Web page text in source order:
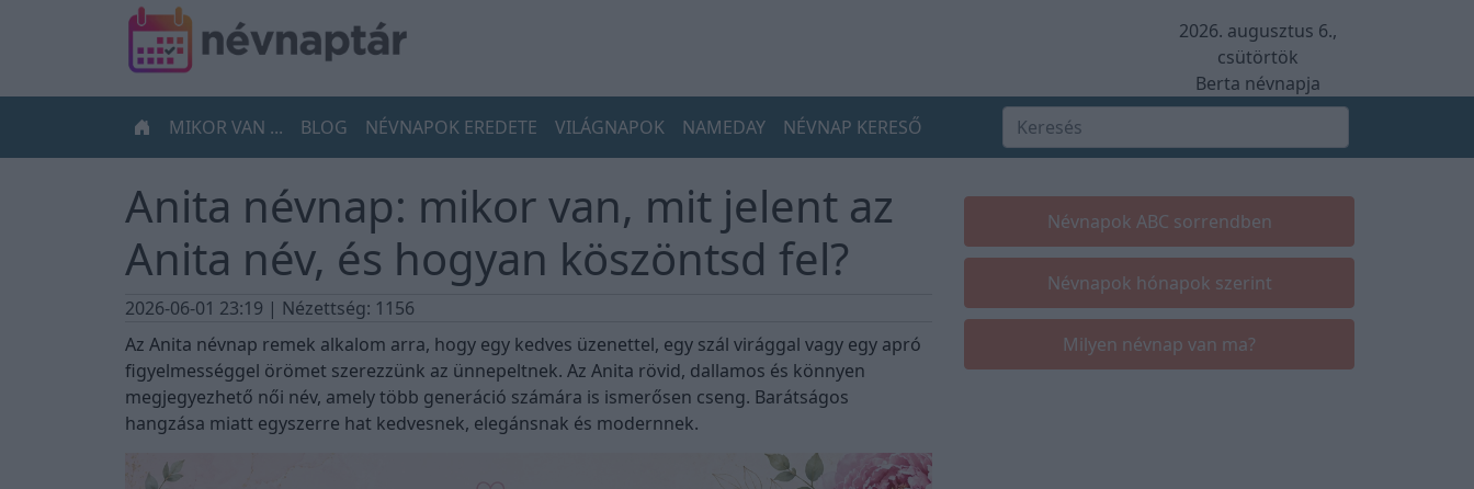
2026. augusztus 6.,
csütörtök
Berta névnapja
MIKOR VAN ...
BLOG NÉVNAPOK EREDETE VILÁGNAPOK NAMEDAY NÉVNAP KERESŐ
Anita névnap: mikor van, mit jelent az
Anita név, és hogyan köszöntsd fel?
2026-06-01 23:19 | Nézettség: 1156
Az Anita névnap remek alkalom arra, hogy egy kedves üzenettel, egy szál virággal vagy egy apró
figyelmességgel örömet szerezzünk az ünnepeltnek. Az Anita rövid, dallamos és könnyen
megjegyezhető női név, amely több generáció számára is ismerősen cseng. Barátságos
hangzása miatt egyszerre hat kedvesnek, elegánsnak és modernnek.
Névnapok ABC sorrendben
Névnapok hónapok szerint
Milyen névnap van ma?